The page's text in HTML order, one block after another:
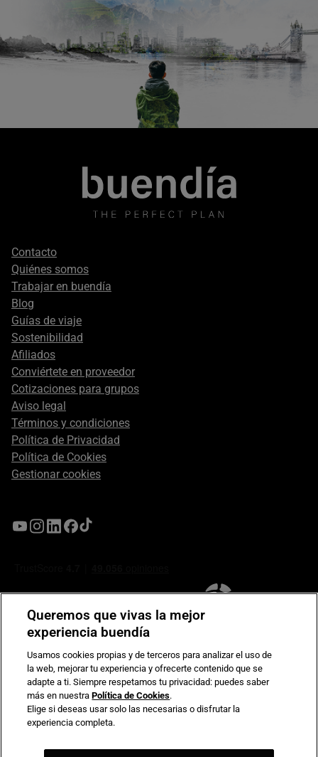
Footer
secondary
Contacto
Quiénes somos
Trabajar en buendía
Blog
Guías de viaje
Sostenibilidad
Afiliados
Conviértete en proveedor
Cotizaciones para grupos
Aviso legal
Términos y condiciones
Política de Privacidad
Política de Cookies
Gestionar cookies
Compromiso de seguridad en pagos electrónicos
Queremos que vivas la mejor
experiencia buendía
Usamos cookies propias y de terceros para analizar el uso de
la web, mejorar tu experiencia y ofrecerte contenido que se
adapte a ti. Siempre respetamos tu privacidad: puedes saber
más en nuestraPolítica de Cookies.
Elige si deseas usar solo las necesarias o disfrutar la
experiencia completa.